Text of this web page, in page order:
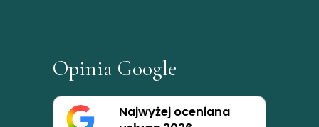
Opinia Google
Najwyżej oceniana